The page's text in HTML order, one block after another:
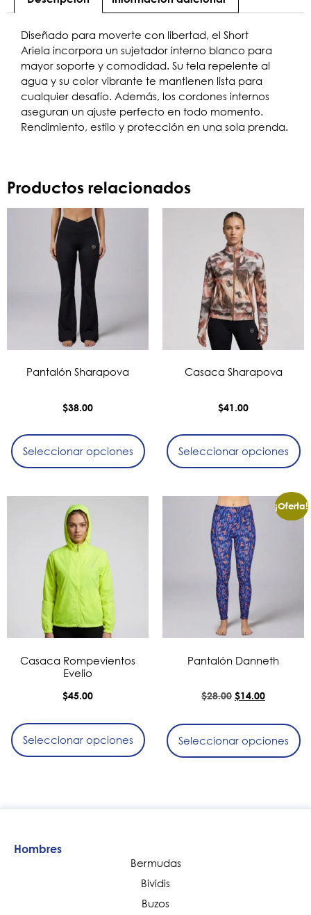
Diseñado para moverte con libertad, el Short
Ariela incorpora un sujetador interno blanco para
mayor soporte y comodidad. Su tela repelente al
agua y su color vibrante te mantienen lista para
cualquier desafío. Además, los cordones internos
aseguran un ajuste perfecto en todo momento.
Rendimiento, estilo y protección en una sola prenda.
Productos relacionados
Pantalón Sharapova
$38.00
Seleccionar opciones
Casaca Sharapova
$41.00
Seleccionar opciones
Casaca Rompevientos
Evelio
$45.00
Seleccionar opciones
¡Oferta!
Pantalón Danneth
$28.00 $14.00
Seleccionar opciones
Hombres
Bermudas
Bividis
Buzos